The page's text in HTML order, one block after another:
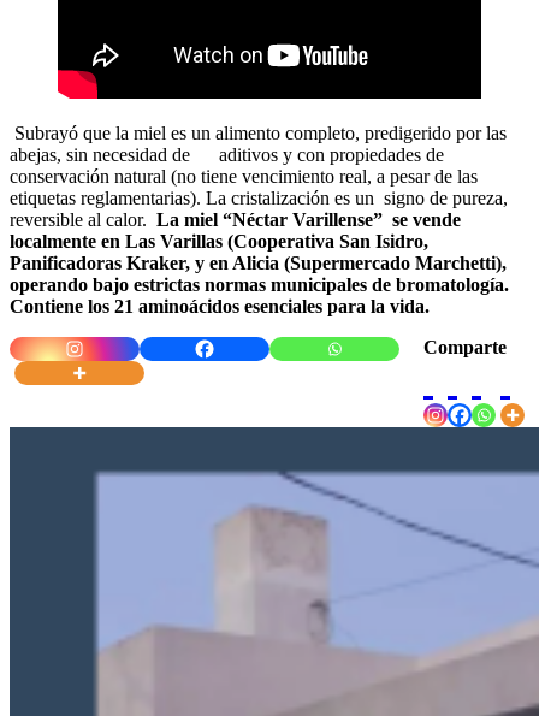
Subrayó que la miel es un alimento completo, predigerido por las
abejas, sin necesidad de aditivos y con propiedades de
conservación natural (no tiene vencimiento real, a pesar de las
etiquetas reglamentarias). La cristalización es un signo de pureza,
reversible al calor. La miel “Néctar Varillense” se vende
localmente en Las Varillas (Cooperativa San Isidro,
Panificadoras Kraker, y en Alicia (Supermercado Marchetti),
operando bajo estrictas normas municipales de bromatología.
Contiene los 21 aminoácidos esenciales para la vida.
Comparte